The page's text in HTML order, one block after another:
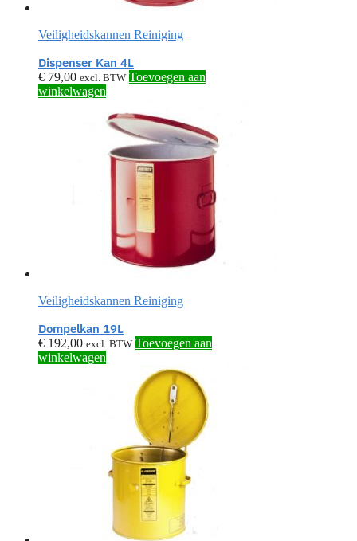
Veiligheidskannen Reiniging
Dispenser Kan 4L
€ 79,00 excl. BTW Toevoegen aan
winkelwagen
Veiligheidskannen Reiniging
Dompelkan 19L
€ 192,00 excl. BTW Toevoegen aan
winkelwagen